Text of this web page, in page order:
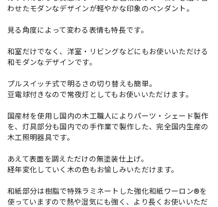
わせたモダンなデザインが軽やかな印象のペンダント。
見る角度によって変わる表情も特長です。
和室だけでなく、洋室・リビングなどにもお使いいただける
和モダンなデザインです。
プルスイッチ式で明るさの切り替えも簡単。
豆電球付きなので常夜灯としてもお使いいただけます。
国産材を使用し国内の木工職人によりパーツ・シェード製作
を、灯具部分も国内での手作業で製作した、完全国内生産の
木工照明器具です。
あえて表面を調えただけの無塗装仕上げ。
経年変化していく木の色もお愉しみいただけます。
和紙部分は樹脂で特殊ラミネートした強化和紙ワーロン®を
使っていますので熱や湿気にも強く、より長くお使いいただ